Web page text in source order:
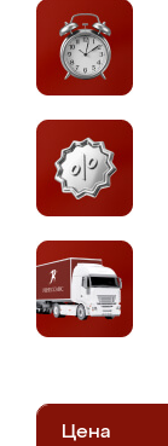
Цена